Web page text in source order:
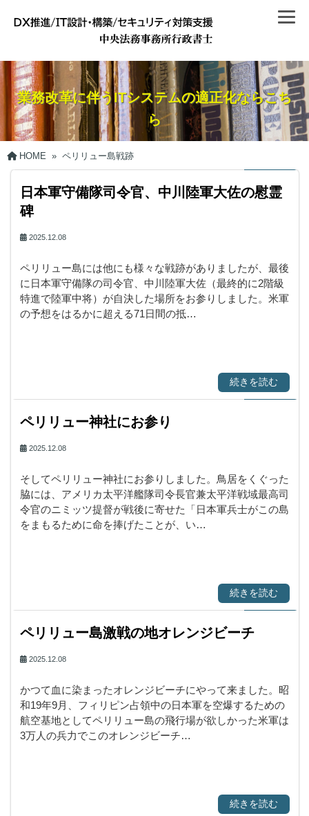
業務改革に伴うITシステムの適正化ならこち
ら
HOME » ペリリュー島戦跡
日本軍守備隊司令官、中川陸軍大佐の慰霊
碑
2025.12.08
ペリリュー島には他にも様々な戦跡がありましたが、最後
に日本軍守備隊の司令官、中川陸軍大佐（最終的に2階級
特進で陸軍中将）が自決した場所をお参りしました。米軍
の予想をはるかに超える71日間の抵…
続きを読む
ペリリュー神社にお参り
2025.12.08
そしてペリリュー神社にお参りしました。鳥居をくぐった
脇には、アメリカ太平洋艦隊司令長官兼太平洋戦域最高司
令官のニミッツ提督が戦後に寄せた「日本軍兵士がこの島
をまもるために命を捧げたことが、い…
続きを読む
ペリリュー島激戦の地オレンジビーチ
2025.12.08
かつて血に染まったオレンジビーチにやって来ました。昭
和19年9月、フィリピン占領中の日本軍を空爆するための
航空基地としてペリリュー島の飛行場が欲しかった米軍は
3万人の兵力でこのオレンジビーチ…
続きを読む